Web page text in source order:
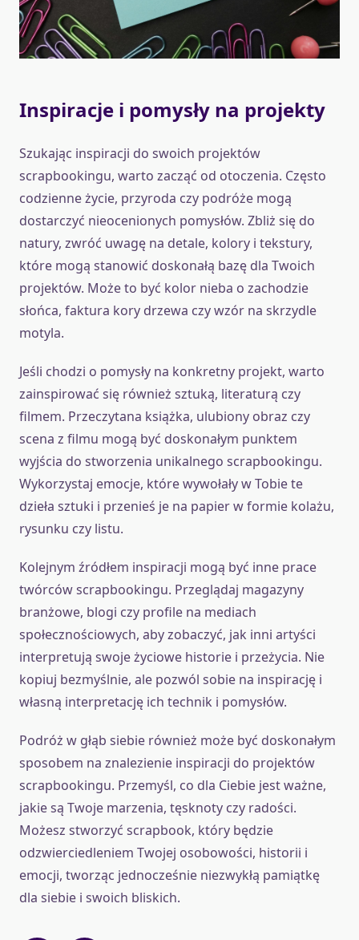
Inspiracje i pomysły na projekty
Szukając inspiracji do swoich projektów
scrapbookingu, warto zacząć od otoczenia. Często
codzienne życie, przyroda czy podróże mogą
dostarczyć nieocenionych pomysłów. Zbliż się do
natury, zwróć uwagę na detale, kolory i tekstury,
które mogą stanowić doskonałą bazę dla Twoich
projektów. Może to być kolor nieba o zachodzie
słońca, faktura kory drzewa czy wzór na skrzydle
motyla.
Jeśli chodzi o pomysły na konkretny projekt, warto
zainspirować się również sztuką, literaturą czy
filmem. Przeczytana książka, ulubiony obraz czy
scena z filmu mogą być doskonałym punktem
wyjścia do stworzenia unikalnego scrapbookingu.
Wykorzystaj emocje, które wywołały w Tobie te
dzieła sztuki i przenieś je na papier w formie kolażu,
rysunku czy listu.
Kolejnym źródłem inspiracji mogą być inne prace
twórców scrapbookingu. Przeglądaj magazyny
branżowe, blogi czy profile na mediach
społecznościowych, aby zobaczyć, jak inni artyści
interpretują swoje życiowe historie i przeżycia. Nie
kopiuj bezmyślnie, ale pozwól sobie na inspirację i
własną interpretację ich technik i pomysłów.
Podróż w głąb siebie również może być doskonałym
sposobem na znalezienie inspiracji do projektów
scrapbookingu. Przemyśl, co dla Ciebie jest ważne,
jakie są Twoje marzenia, tęsknoty czy radości.
Możesz stworzyć scrapbook, który będzie
odzwierciedleniem Twojej osobowości, historii i
emocji, tworząc jednocześnie niezwykłą pamiątkę
dla siebie i swoich bliskich.